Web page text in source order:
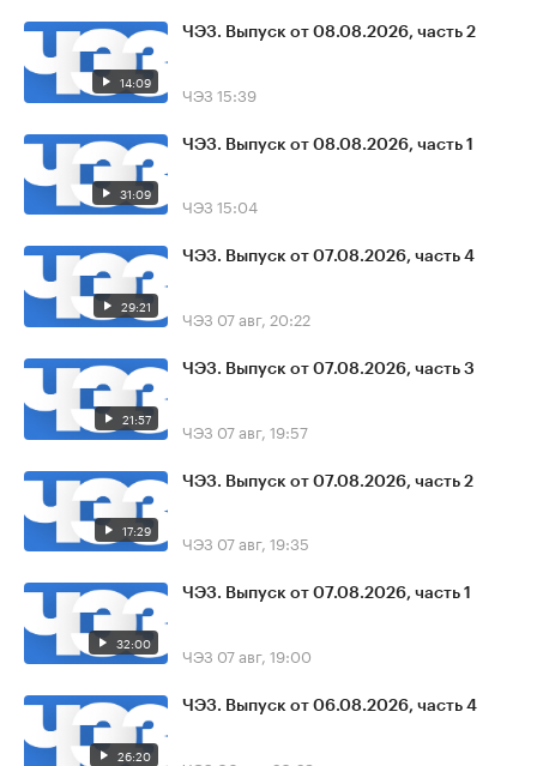
14:09
ЧЭЗ. Выпуск от 08.08.2026, часть 2
ЧЭЗ 15:39
31:09
ЧЭЗ. Выпуск от 08.08.2026, часть 1
ЧЭЗ 15:04
29:21
ЧЭЗ. Выпуск от 07.08.2026, часть 4
ЧЭЗ 07 авг, 20:22
21:57
ЧЭЗ. Выпуск от 07.08.2026, часть 3
ЧЭЗ 07 авг, 19:57
17:29
ЧЭЗ. Выпуск от 07.08.2026, часть 2
ЧЭЗ 07 авг, 19:35
32:00
ЧЭЗ. Выпуск от 07.08.2026, часть 1
ЧЭЗ 07 авг, 19:00
26:20
ЧЭЗ. Выпуск от 06.08.2026, часть 4